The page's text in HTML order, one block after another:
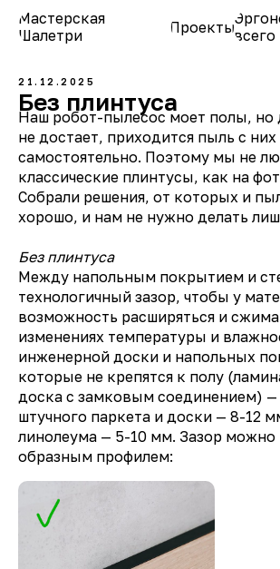
Мастерская
Шалетри
Проектывсего
21.12.2025
Без плинтуса
Наш робот-пылесос моет полы, но
не достает, приходится пыль с них
самостоятельно. Поэтому мы не
классические плинтусы, как на
Собрали решения, от которых и
хорошо, и нам не нужно делать
Без плинтуса
Между напольным покрытием и
технологичный зазор, чтобы у
возможность расширяться и
изменениях температуры и
инженерной доски и напольных
которые не крепятся к полу
доска с замковым соединением)
штучного паркета и доски — 8-12
линолеума — 5-10 мм. Зазор можно
образным профилем: